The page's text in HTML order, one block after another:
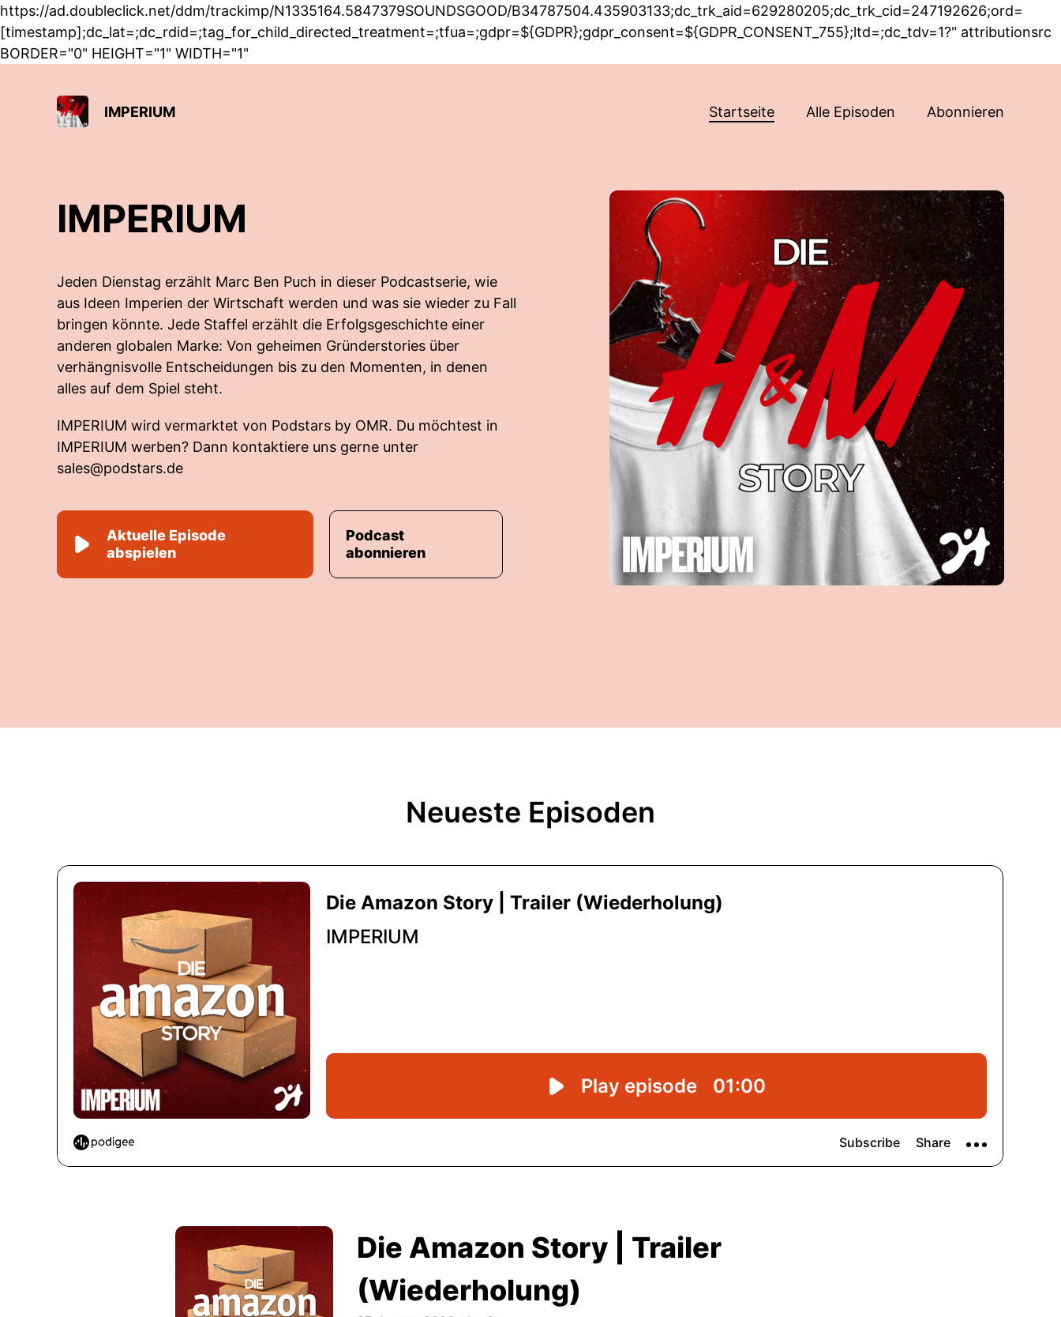
https://ad.doubleclick.net/ddm/trackimp/N1335164.5847379SOUNDSGOOD/B34787504.435903133;dc_trk_aid=629280205;dc_trk_cid=247192626;ord=
[timestamp];dc_lat=;dc_rdid=;tag_for_child_directed_treatment=;tfua=;gdpr=${GDPR};gdpr_consent=${GDPR_CONSENT_755};ltd=;dc_tdv=1?" attributionsrc
BORDER="0" HEIGHT="1" WIDTH="1"
IMPERIUM Startseite Alle Episoden Abonnieren
IMPERIUM
Jeden Dienstag erzählt Marc Ben Puch in dieser Podcastserie, wie
aus Ideen Imperien der Wirtschaft werden und was sie wieder zu Fall
bringen könnte. Jede Staffel erzählt die Erfolgsgeschichte einer
anderen globalen Marke: Von geheimen Gründerstories über
verhängnisvolle Entscheidungen bis zu den Momenten, in denen
alles auf dem Spiel steht.
IMPERIUM wird vermarktet von Podstars by OMR. Du möchtest in
IMPERIUM werben? Dann kontaktiere uns gerne unter
sales@podstars.de
Aktuelle Episode
abspielen
Podcast
abonnieren
Neueste Episoden
Die Amazon Story | Trailer
(Wiederholung)